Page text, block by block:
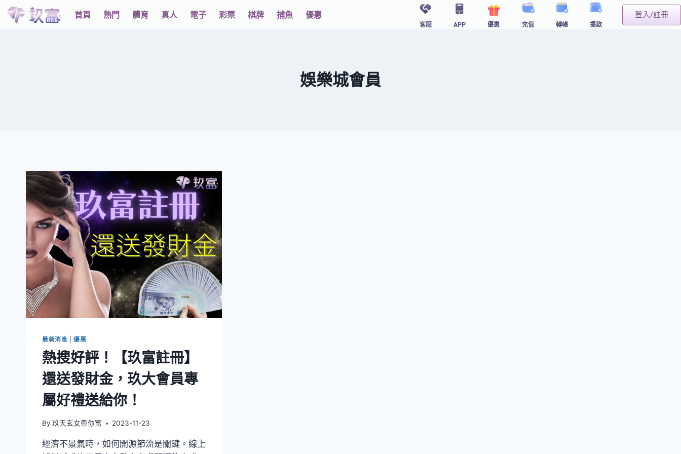
首頁 熱門 體育 真人 電子 彩票 棋牌 捕魚 優惠
客服 APP 優惠 充值 轉帳 提款
登入/註冊
娛樂城會員
最新消息 |優惠
熱搜好評！【玖富註冊】
還送發財金，玖大會員專
屬好禮送給你！
By 玖天玄女帶你富 2023-11-23
經濟不景氣時，如何開源節流是關鍵。線上